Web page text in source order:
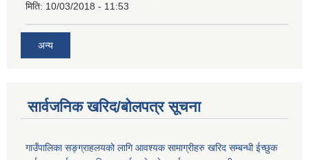
मिति: 10/03/2018 - 11:53
अन्य
सार्वजनिक खरिद/बोलपत्र सूचना
गाउँपालिका सङ्ग्राहलयको लागि आवश्यक सामाग्रीहरु खरिद सम्बन्धी ईच्छुक